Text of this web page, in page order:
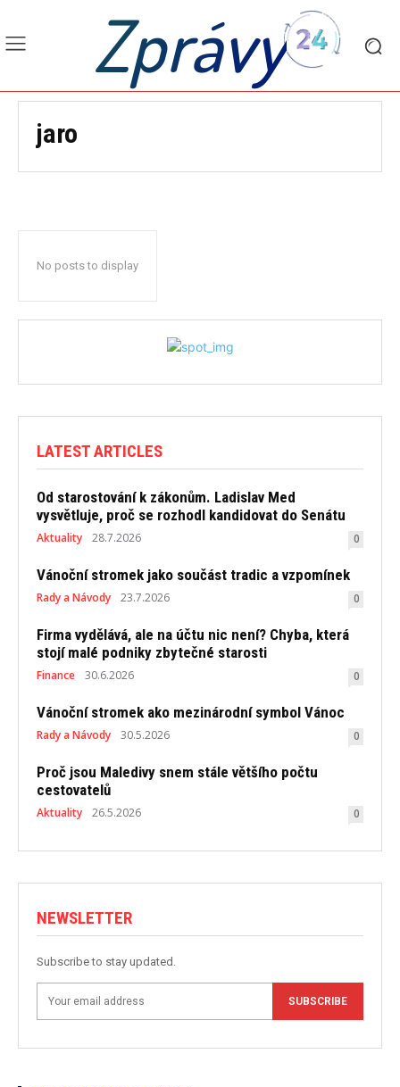
Zprávy
jaro
No posts to display
LATEST ARTICLES
Od starostování k zákonům. Ladislav Med
vysvětluje, proč se rozhodl kandidovat do Senátu
Aktuality 28.7.2026 0
Vánoční stromek jako součást tradic a vzpomínek
Rady a Návody 23.7.2026 0
Firma vydělává, ale na účtu nic není? Chyba, která
stojí malé podniky zbytečné starosti
Finance 30.6.2026 0
Vánoční stromek ako mezinárodní symbol Vánoc
Rady a Návody 30.5.2026 0
Proč jsou Maledivy snem stále většího počtu
cestovatelů
Aktuality 26.5.2026 0
NEWSLETTER
Subscribe to stay updated.
SUBSCRIBE